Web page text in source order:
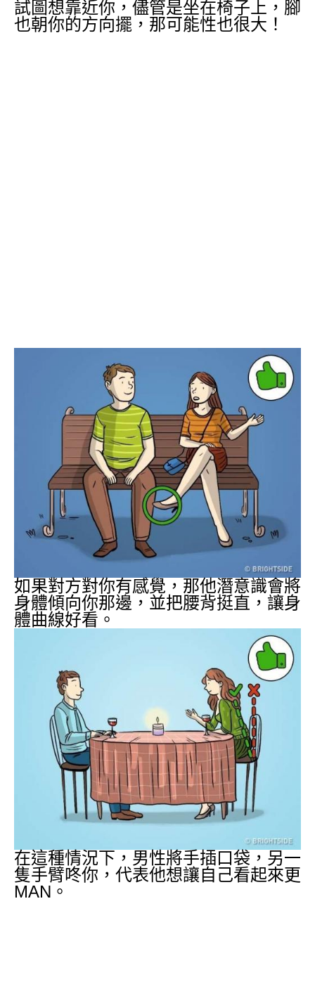
試圖想靠近你，儘管是坐在椅子上，腳
也朝你的方向擺，那可能性也很大！
如果對方對你有感覺，那他潛意識會將
身體傾向你那邊，並把腰背挺直，讓身
體曲線好看。
在這種情況下，男性將手插口袋，另一
隻手臂咚你，代表他想讓自己看起來更
MAN。